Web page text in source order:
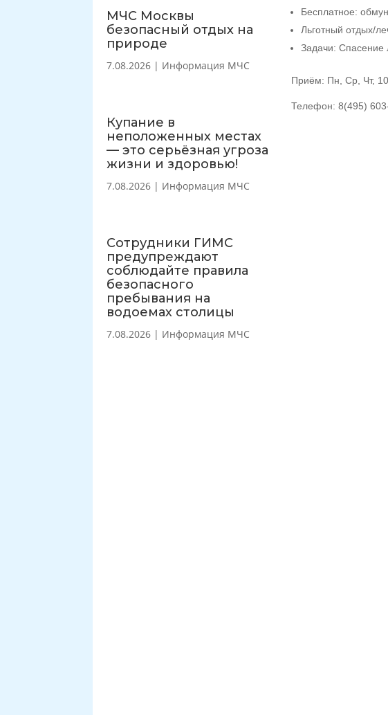
МЧС Москвы
безопасный отдых на
природе
7.08.2026 | Информация МЧС
Купание в
неположенных местах
— это серьёзная угроза
жизни и здоровью!
7.08.2026 | Информация МЧС
Сотрудники ГИМС
предупреждают
соблюдайте правила
безопасного
пребывания на
водоемах столицы
7.08.2026 | Информация МЧС
Бесплатное:
Льготный отдых/
Задачи: Спасение
Приём: Пн, Ср, Чт,
Телефон: 8(495) 603-